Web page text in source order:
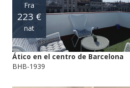
Fra
223 €
nat
Ático en el centro de Barcelona
BHB-1939